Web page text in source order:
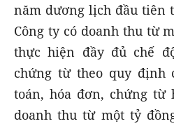
năm dương lịch đầu tiên
Công ty có doanh thu từ
thực hiện đầy đủ chế
chứng từ theo quy định
toán, hóa đơn, chứng từ
doanh thu từ một tỷ